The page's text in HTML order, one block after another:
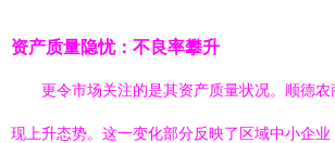
资产质量隐忧：不良率攀升
更令市场关注的是其资产质量状况。顺德
现上升态势。这一变化部分反映了区域中小企业